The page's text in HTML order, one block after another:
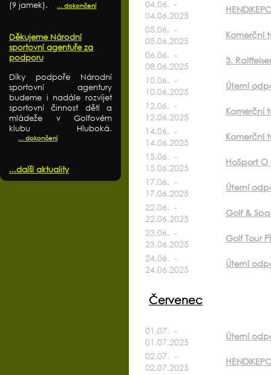
(9 jamek).
... dokončení
Děkujeme Národní
sportovní agentuře za
podporu
Díky podpoře Národní
sportovní agentury
budeme i nadále rozvíjet
sportovní činnost dětí a
mládeže v Golfovém
klubu Hluboká.
... dokončení
...další aktuality
04.06. -
04.06.2025
05.06. -
05.06.2025
Komerční
06.06. -
08.06.2025
3.
10.06. -
10.06.2025
Úterní
12.06. -
12.06.2025
Komerční
14.06. -
14.06.2025
Komerční
15.06. -
15.06.2025
HoSport
17.06. -
17.06.2025
Úterní
22.06. -
22.06.2025
Golf &
23.06. -
23.06.2025
Golf Tour
24.06. -
24.06.2025
Úterní
Červenec
01.07. -
01.07.2025
Úterní
02.07. -
02.07.2025